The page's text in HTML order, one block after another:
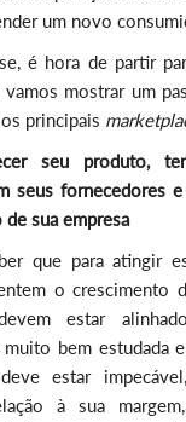
um novo
é hora de partir
mostrar um
principais
seu produto,
seus fornecedores
de sua empresa
que para atingir
o crescimento
estar
bem estudada
estar
à sua